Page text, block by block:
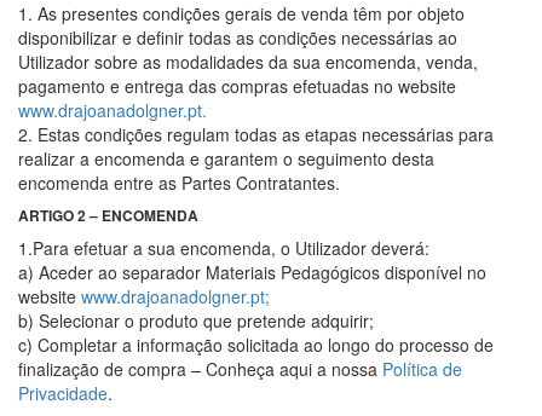
1. As presentes condições gerais de venda têm por objeto
disponibilizar e definir todas as condições necessárias ao
Utilizador sobre as modalidades da sua encomenda, venda,
pagamento e entrega das compras efetuadas no website
www.drajoanadolgner.pt.
2. Estas condições regulam todas as etapas necessárias para
realizar a encomenda e garantem o seguimento desta
encomenda entre as Partes Contratantes.
ARTIGO 2 – ENCOMENDA
1.Para efetuar a sua encomenda, o Utilizador deverá:
a) Aceder ao separador Materiais Pedagógicos disponível no
website www.drajoanadolgner.pt;
b) Selecionar o produto que pretende adquirir;
c) Completar a informação solicitada ao longo do processo de
finalização de compra – Conheça aqui a nossa Política de
Privacidade.